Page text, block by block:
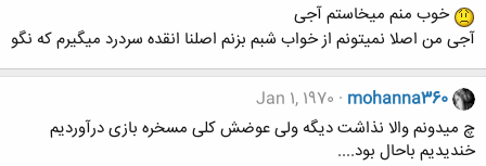
خوب منم میخاستم آجی
آجی من اصلا نمیتونم از خواب شبم بزنم اصلنا انقده سردرد میگیرم که نگو
mohanna360
Jan 1, 1970
چ میدونم والا نذاشت دیگه ولی عوضش کلی مسخره بازی درآوردیم
خندیدیم باحال بود....